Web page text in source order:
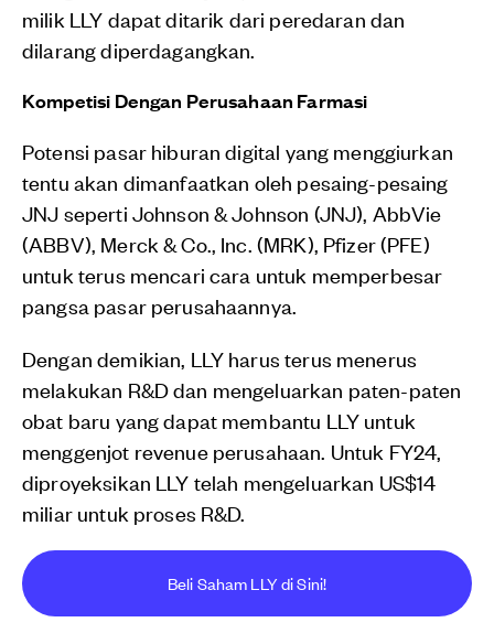
milik LLY dapat ditarik dari peredaran dan
dilarang diperdagangkan.
Kompetisi Dengan Perusahaan Farmasi
Potensi pasar hiburan digital yang menggiurkan
tentu akan dimanfaatkan oleh pesaing-pesaing
JNJ seperti Johnson & Johnson (JNJ), AbbVie
(ABBV), Merck & Co., Inc. (MRK), Pfizer (PFE)
untuk terus mencari cara untuk memperbesar
pangsa pasar perusahaannya.
Dengan demikian, LLY harus terus menerus
melakukan R&D dan mengeluarkan paten-paten
obat baru yang dapat membantu LLY untuk
menggenjot revenue perusahaan. Untuk FY24,
diproyeksikan LLY telah mengeluarkan US$14
miliar untuk proses R&D.
Beli Saham LLY di Sini!